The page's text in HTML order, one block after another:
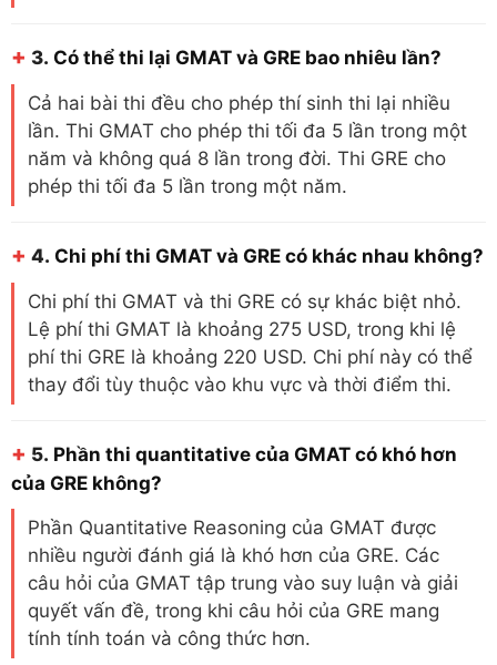
+ 3. Có thể thi lại GMAT và GRE bao nhiêu lần?
Cả hai bài thi đều cho phép thí sinh thi lại nhiều
lần. Thi GMAT cho phép thi tối đa 5 lần trong một
năm và không quá 8 lần trong đời. Thi GRE cho
phép thi tối đa 5 lần trong một năm.
+ 4. Chi phí thi GMAT và GRE có khác nhau không?
Chi phí thi GMAT và thi GRE có sự khác biệt nhỏ.
Lệ phí thi GMAT là khoảng 275 USD, trong khi lệ
phí thi GRE là khoảng 220 USD. Chi phí này có thể
thay đổi tùy thuộc vào khu vực và thời điểm thi.
+ 5. Phần thi quantitative của GMAT có khó hơn
của GRE không?
Phần Quantitative Reasoning của GMAT được
nhiều người đánh giá là khó hơn của GRE. Các
câu hỏi của GMAT tập trung vào suy luận và giải
quyết vấn đề, trong khi câu hỏi của GRE mang
tính tính toán và công thức hơn.